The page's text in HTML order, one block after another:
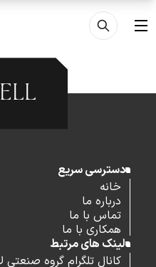
رفتن به محتوای اصلی
منو
دسترسی سریع
خانه
درباره ما
تماس با ما
همکاری با ما
لینک های مرتبط
کانال تلگرام گروه صنعتی